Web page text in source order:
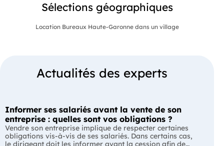
Sélections géographiques
Location Bureaux Haute-Garonne dans un village
Actualités des experts
Informer ses salariés avant la vente de son
entreprise : quelles sont vos obligations ?
Vendre son entreprise implique de respecter certaines
obligations vis-à-vis de ses salariés. Dans certains cas,
le dirigeant doit les informer avant la cession afin de